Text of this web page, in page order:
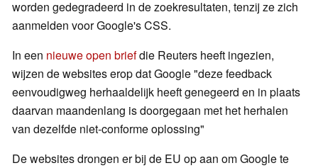
worden gedegradeerd in de zoekresultaten, tenzij ze zich
aanmelden voor Google's CSS.
In een nieuwe open briefdie Reuters heeft ingezien,
wijzen de websites erop dat Google "deze feedback
eenvoudigweg herhaaldelijk heeft genegeerd en in plaats
daarvan maandenlang is doorgegaan met het herhalen
van dezelfde niet-conforme oplossing"
De websites drongen er bij de EU op aan om Google te